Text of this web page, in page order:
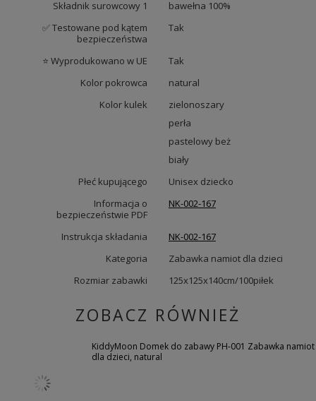
Składnik surowcowy 1
bawełna 100%
✅ Testowane pod kątem
bezpieczeństwa
Tak
⭐ Wyprodukowano w UE
Tak
Kolor pokrowca
natural
Kolor kulek
zielonoszary
perła
pastelowy beż
biały
Płeć kupującego
Unisex dziecko
Informacja o
bezpieczeństwie PDF
NK-002-167
Instrukcja składania
NK-002-167
Kategoria
Zabawka namiot dla dzieci
Rozmiar zabawki
125x125x140cm/100piłek
ZOBACZ RÓWNIEŻ
KiddyMoon Domek do zabawy PH-001 Zabawka namiot
dla dzieci, natural